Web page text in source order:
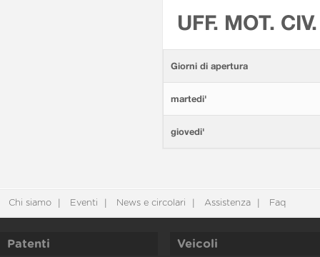
UFF. MOT.
Giorni di apertura
martedi'
giovedi'
Chi siamo Eventi News e circolari Assistenza Faq
Patenti Veicoli